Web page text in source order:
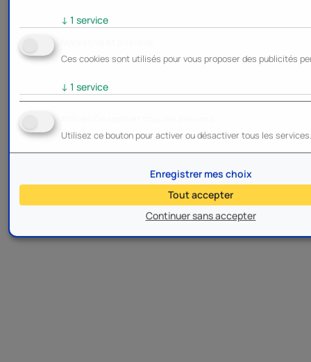
↓ 1 service
Ces cookies sont utilisés pour vous proposer des publicités
↓ 1 service
Utilisez ce bouton pour activer ou désactiver tous les services.
Continuer sans accepter
Enregistrer mes choix
Tout accepter